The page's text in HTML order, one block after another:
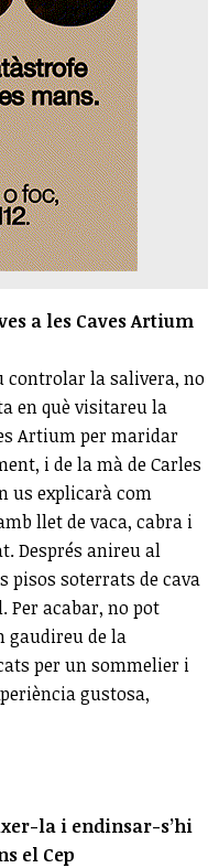
a les Caves Artium
controlar la salivera, no
en què visitareu la
Artium per maridar
i de la mà de Carles
us explicarà com
llet de vaca, cabra i
Després anireu al
pisos soterrats de cava
Per acabar, no pot
gaudireu de la
per un sommelier i
gustosa,
la i endinsar-s’hi
el Cep